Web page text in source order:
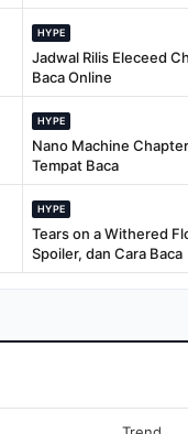
HYPE
Jadwal Rilis Eleceed
Baca Online
HYPE
Nano Machine
Tempat Baca
HYPE
Tears on a Withered
Spoiler, dan Cara Baca